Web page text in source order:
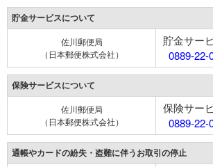
貯金サービスについて
佐川郵便局
（日本郵便株式会社）
貯金サー
0889-22-
保険サービスについて
佐川郵便局
（日本郵便株式会社）
保険サー
0889-22-
通帳やカードの紛失・盗難に伴うお取引の停止